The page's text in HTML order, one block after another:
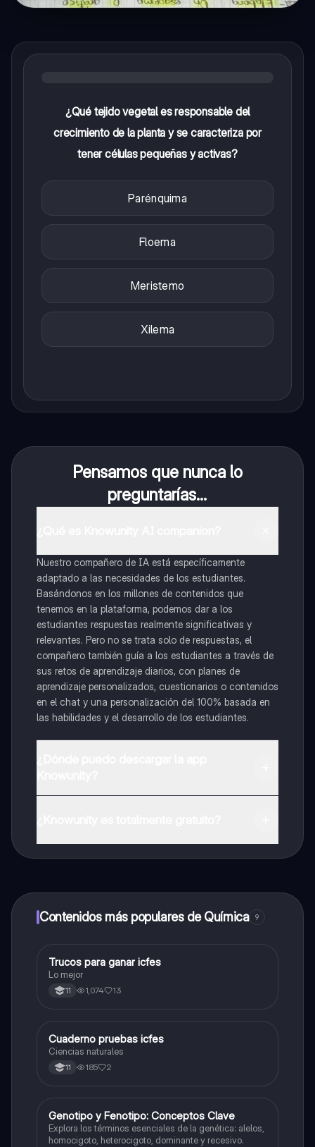
¿Qué tejido vegetal es responsable del
crecimiento de la planta y se caracteriza por
tener células pequeñas y activas?
Parénquima
Floema
Meristemo
Xilema
Pensamos que nunca lo
preguntarías...
Nuestro compañero de IA está específicamente
adaptado a las necesidades de los estudiantes.
Basándonos en los millones de contenidos que
tenemos en la plataforma, podemos dar a los
estudiantes respuestas realmente significativas y
relevantes. Pero no se trata solo de respuestas, el
compañero también guía a los estudiantes a través de
sus retos de aprendizaje diarios, con planes de
aprendizaje personalizados, cuestionarios o contenidos
en el chat y una personalización del 100% basada en
las habilidades y el desarrollo de los estudiantes.
a determinadas funciones.
Contenidos más populares de Química 9
Química
Trucos para ganar icfes
Lo mejor
11 1,074 13
Biologia
Cuaderno pruebas icfes
Ciencias naturales
11 185 2
GBiologia
Genotipo y Fenotipo: Conceptos Clave
Explora los términos esenciales de la genética: alelos,
homocigoto, heterocigoto, dominante y recesivo.